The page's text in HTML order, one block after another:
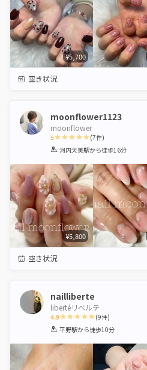
¥5,700
空き状況
moonflower1123
moonflower
5
1 2 3 4 5
(7件)
河内天美駅から徒歩16分
¥5,800
空き状況
nailliberte
libertéリベルテ
4.9
1 2 3 4 5
(9件)
平野駅から徒歩10分